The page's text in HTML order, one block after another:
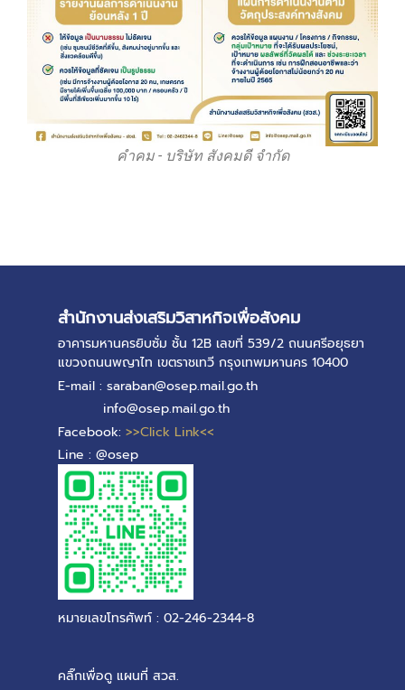
คำคม - บริษัท สังคมดี จำกัด
สำนักงานส่งเสริมวิสาหกิจเพื่อสังคม
อาคารมหานครยิบซั่ม ชั้น 12B เลขที่ 539/2 ถนนศรีอยุธยา
แขวงถนนพญาไท เขตราชเทวี กรุงเทพมหานคร 10400
E-mail : saraban@osep.mail.go.th
info@osep.mail.go.th
Facebook: >>Click Link<<
Line : @osep
หมายเลขโทรศัพท์ : 02-246-2344-8
คลิ๊กเพื่อดู แผนที่ สวส.